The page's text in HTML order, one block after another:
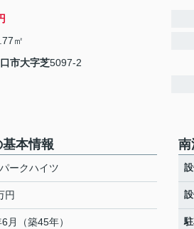
㎡
市大字芝5097-2
本情報
ークハイツ
円
月（築45年）
南